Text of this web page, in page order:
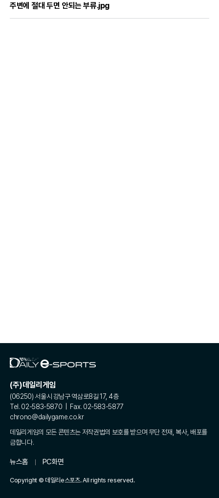
주변에 절대 두면 안되는 부류.jpg
(주)데일리게임
(06250) 서울시 강남구 역삼로8길 17, 4층
Tel. 02-583-5870 | Fax. 02-583-5877
chrono@dailygame.co.kr
데일리게임의 모든 콘텐츠는 저작권법의 보호를 받으며 무단 전재, 복사, 배포를
금합니다.
뉴스홈 PC화면
Copyright © 데일리e스포츠. All rights reserved.